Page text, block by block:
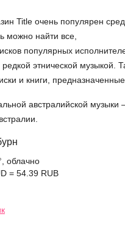
Title очень популярен
можно найти все,
популярных
редкой этнической музыкой.
и книги,
австралийской музыки
облачно
= 54.39 RUB